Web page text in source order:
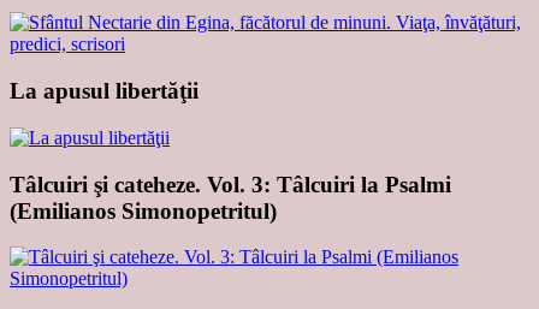
La apusul libertăţii
Tâlcuiri şi cateheze. Vol. 3: Tâlcuiri la Psalmi
(Emilianos Simonopetritul)